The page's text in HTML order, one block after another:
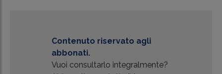
Contenuto riservato agli
abbonati.
Vuoi consultarlo integralmente?